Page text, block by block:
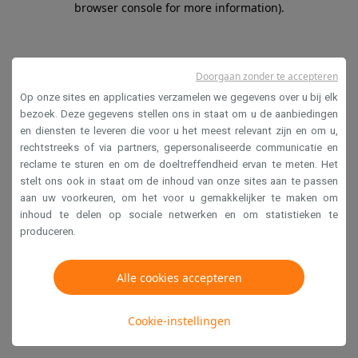
browser console for more information).
Op onze sites en applicaties verzamelen we gegevens over u bij elk
bezoek. Deze gegevens stellen ons in staat om u de aanbiedingen
en diensten te leveren die voor u het meest relevant zijn en om u,
rechtstreeks of via partners, gepersonaliseerde communicatie en
reclame te sturen en om de doeltreffendheid ervan te meten. Het
stelt ons ook in staat om de inhoud van onze sites aan te passen
aan uw voorkeuren, om het voor u gemakkelijker te maken om
inhoud te delen op sociale netwerken en om statistieken te
produceren.
Alle cookies accepteren
Cookie-instellingen
Doorgaan zonder te accepteren